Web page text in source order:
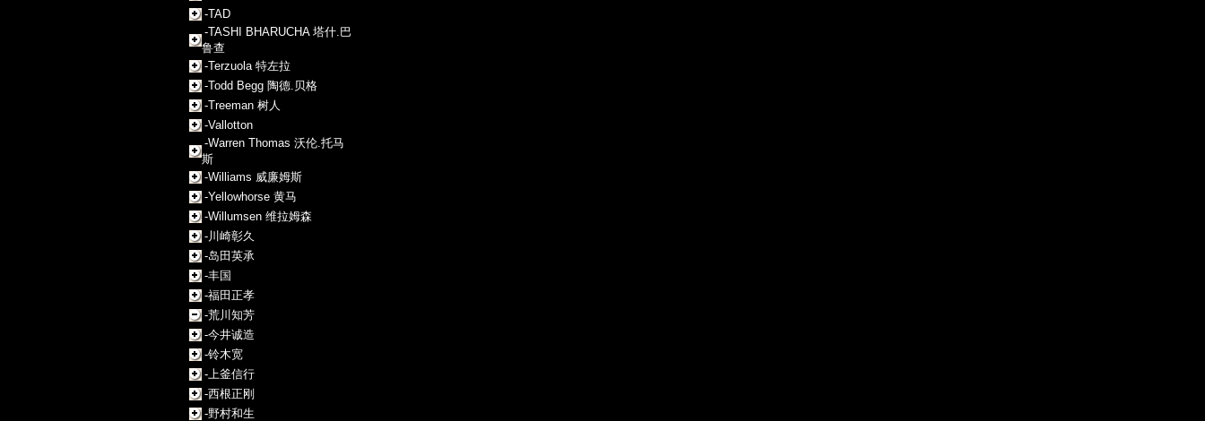
-TAD
-TASHI BHARUCHA 塔什.巴
鲁查
-Terzuola 特左拉
-Todd Begg 陶德.贝格
-Treeman 树人
-Vallotton
-Warren Thomas 沃伦.托马
斯
-Williams 威廉姆斯
-Yellowhorse 黄马
-Willumsen 维拉姆森
-川崎彰久
-岛田英承
-丰国
-福田正孝
-荒川知芳
-今井诚造
-铃木宽
-上釜信行
-西根正刚
-野村和生